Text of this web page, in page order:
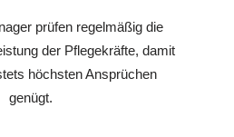
prüfen regelmäßig die
der Pflegekräfte, damit
höchsten Ansprüchen
genügt.